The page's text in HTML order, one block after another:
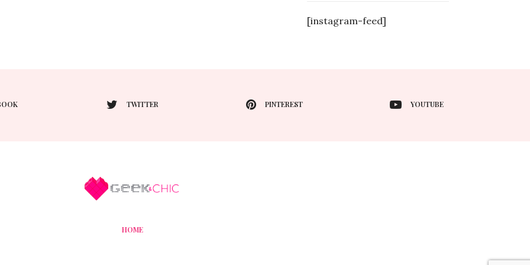
[instagram-feed]
TWITTER PINTEREST YOUTUBE
HOME